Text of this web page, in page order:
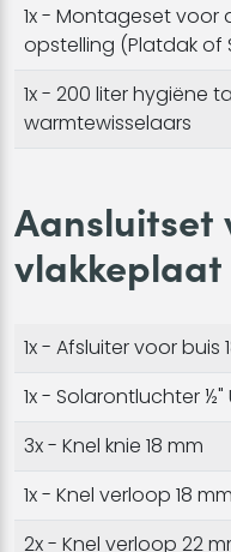
1x - Montageset voor
opstelling (Platdak of
1x - 200 liter hygiëne
warmtewisselaars
Aansluitset
vlakkeplaat
1x - Afsluiter voor buis
1x - Solarontluchter ½"
3x - Knel knie 18 mm
1x - Knel verloop 18
2x - Knel verloop 22